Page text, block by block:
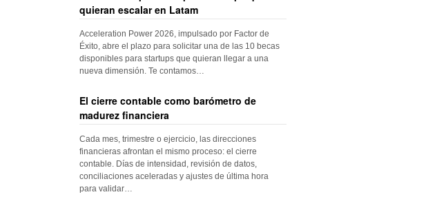
quieran escalar en Latam
Acceleration Power 2026, impulsado por Factor de
Éxito, abre el plazo para solicitar una de las 10 becas
disponibles para startups que quieran llegar a una
nueva dimensión. Te contamos…
El cierre contable como barómetro de
madurez financiera
Cada mes, trimestre o ejercicio, las direcciones
financieras afrontan el mismo proceso: el cierre
contable. Días de intensidad, revisión de datos,
conciliaciones aceleradas y ajustes de última hora
para validar…